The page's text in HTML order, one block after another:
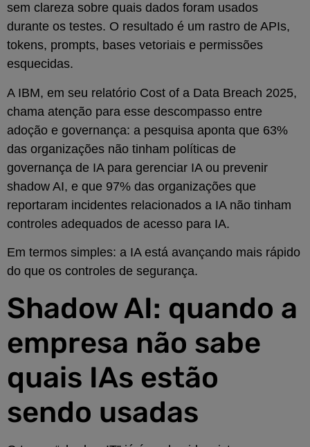
sem clareza sobre quais dados foram usados
durante os testes. O resultado é um rastro de APIs,
tokens, prompts, bases vetoriais e permissões
esquecidas.
A IBM, em seu relatório Cost of a Data Breach 2025,
chama atenção para esse descompasso entre
adoção e governança: a pesquisa aponta que 63%
das organizações não tinham políticas de
governança de IA para gerenciar IA ou prevenir
shadow AI, e que 97% das organizações que
reportaram incidentes relacionados a IA não tinham
controles adequados de acesso para IA.
Em termos simples: a IA está avançando mais rápido
do que os controles de segurança.
Shadow AI: quando a
empresa não sabe
quais IAs estão
sendo usadas